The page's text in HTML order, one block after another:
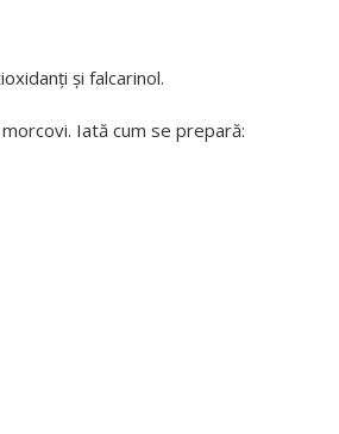
și falcarinol.
Iată cum se prepară: